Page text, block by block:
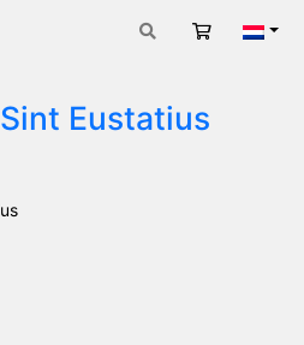
Sint Eustatius